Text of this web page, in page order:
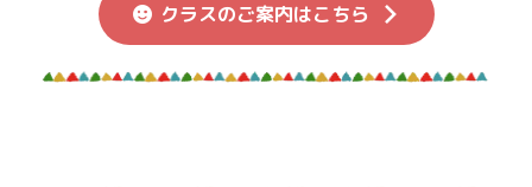
クラスのご案内はこちら